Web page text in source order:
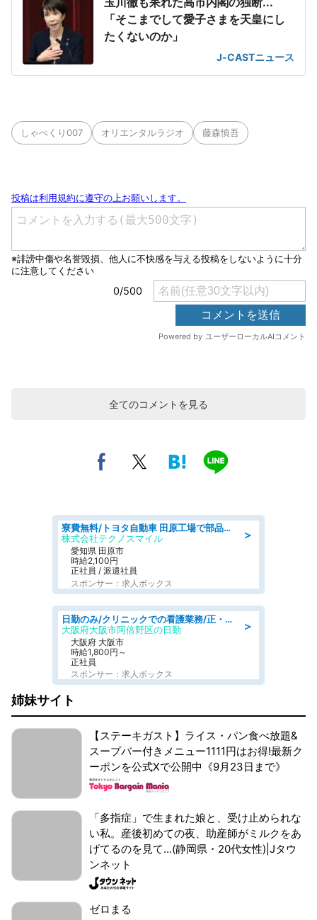
「そこまでして愛子さまを天皇にし
たくないのか」
J-CASTニュース
しゃべくり007 オリエンタルラジオ 藤森慎吾
全てのコメントを見る
＞
寮費無料/トヨタ自動車 田原工場で部品の組立製造/tutumi
株式会社テクノスマイル
愛知県 田原市
時給2,100円
正社員 / 派遣社員
スポンサー：求人ボックス
＞
日勤のみ/クリニックでの看護業務/正・准看護師
大阪府大阪市阿倍野区の日勤
大阪府 大阪市
時給1,800円～
正社員
スポンサー：求人ボックス
姉妹サイト
【ステーキガスト】ライス・パン食べ放題&
スープバー付きメニュー1111円はお得!最新ク
ーポンを公式Xで公開中《9月23日まで》
「多指症」で生まれた娘と、受け止められな
い私。産後初めての夜、助産師がミルクをあ
げてるのを見て...(静岡県・20代女性)|Jタウ
ンネット
ゼロまる